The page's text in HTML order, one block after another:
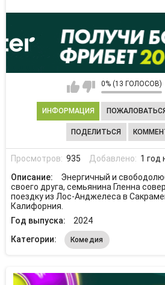
0% (13 ГОЛОСОВ)
ИНФОРМАЦИЯ
ПОДЕЛИТЬСЯ
Просмотров: 935 Добавлено: 1 год
Описание:
Энергичный и
своего друга, семьянина Гленна
поездку из Лос-Анджелеса в
Калифорния.
Год выпуска:
2024
Категории:
Комедия